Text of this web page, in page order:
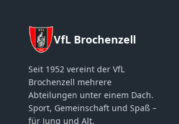
VfL Brochenzell
Seit 1952 vereint der VfL
Brochenzell mehrere
Abteilungen unter einem Dach.
Sport, Gemeinschaft und Spaß –
für Jung und Alt.